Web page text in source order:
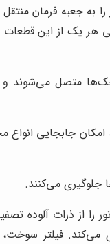
به جعبه فرمان
هر یک از این
متصل می‌شوند و
امکان جابجایی
جلوگیری می‌کنند.
را از ذرات آلوده
می‌کند. فیلتر